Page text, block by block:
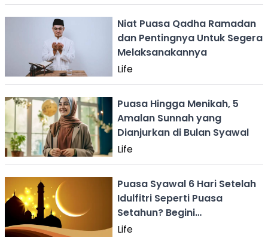
Niat Puasa Qadha Ramadan
dan Pentingnya Untuk Segera
Melaksanakannya
Life
Puasa Hingga Menikah, 5
Amalan Sunnah yang
Dianjurkan di Bulan Syawal
Life
Puasa Syawal 6 Hari Setelah
Idulfitri Seperti Puasa
Setahun? Begini
Penjelasannya!
Life